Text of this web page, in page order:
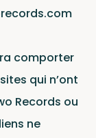
comporter
qui n’ont
Records ou
ne